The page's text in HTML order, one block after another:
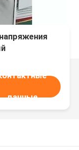
данные